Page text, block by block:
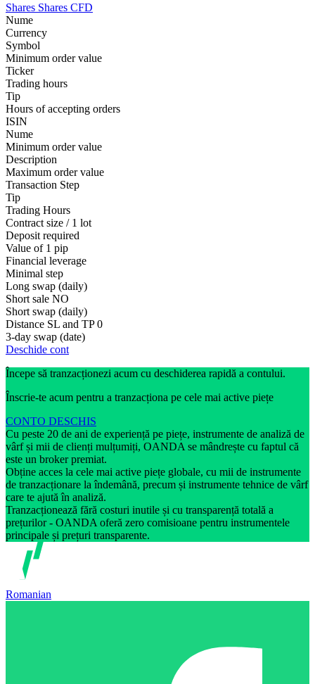
Shares Shares CFD
Nume
Currency
Symbol
Minimum order value
Ticker
Trading hours
Tip
Hours of accepting orders
ISIN
Nume
Minimum order value
Description
Maximum order value
Transaction Step
Tip
Trading Hours
Contract size / 1 lot
Deposit required
Value of 1 pip
Financial leverage
Minimal step
Long swap (daily)
Short sale NO
Short swap (daily)
Distance SL and TP 0
3-day swap (date)
Deschide cont
Începe să tranzacționezi acum cu deschiderea rapidă a contului.
Înscrie-te acum pentru a tranzacționa pe cele mai active piețe
CONTO DESCHIS
Cu peste 20 de ani de experiență pe piețe, instrumente de analiză de
vârf și mii de clienți mulțumiți, OANDA se mândrește cu faptul că
este un broker premiat.
Obține acces la cele mai active piețe globale, cu mii de instrumente
de tranzacționare la îndemână, precum și instrumente tehnice de vârf
care te ajută în analiză.
Tranzacționează fără costuri inutile și cu transparență totală a
prețurilor - OANDA oferă zero comisioane pentru instrumentele
principale și prețuri transparente.
Romanian